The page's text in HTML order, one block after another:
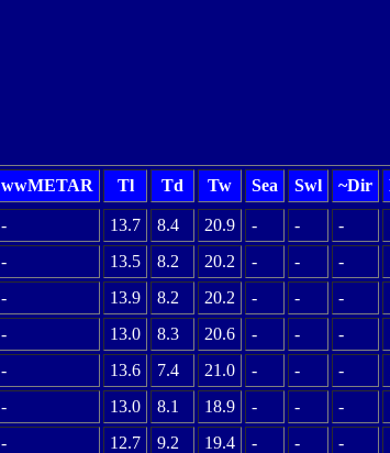
wwMETAR Tl Td Tw Sea Swl ~Dir
- 13.7 8.4 20.9 - - -
- 13.5 8.2 20.2 - - -
- 13.9 8.2 20.2 - - -
- 13.0 8.3 20.6 - - -
- 13.6 7.4 21.0 - - -
- 13.0 8.1 18.9 - - -
- 12.7 9.2 19.4 - - -